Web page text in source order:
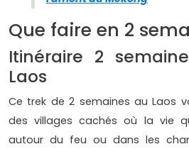
Que faire en 2
Itinéraire 2
Laos
Ce trek de 2 semaines au Laos
des villages cachés où la vie
autour du feu ou dans les